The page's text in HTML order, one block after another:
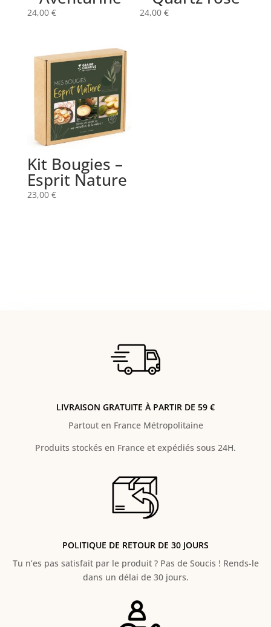
24,00 € 24,00€
Kit Bougies –
Esprit Nature
23,00 €
LIVRAISON GRATUITE À PARTIR DE 59 €
Partout en France Métropolitaine
Produits stockés en France et expédiés sous 24H.
POLITIQUE DE RETOUR DE 30 JOURS
Tu n’es pas satisfait par le produit ? Pas de Soucis ! Rends-le
dans un délai de 30 jours.